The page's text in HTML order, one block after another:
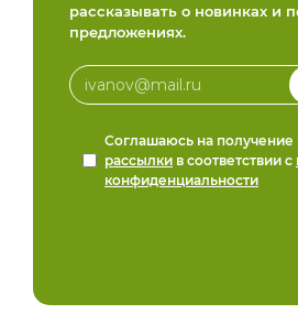
рассказывать о новинках и
предложениях.
Соглашаюсь на получение
рассылки в соответствии с
конфиденциальности